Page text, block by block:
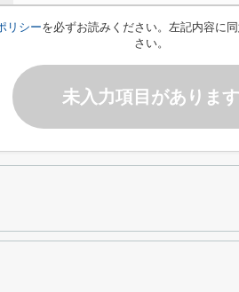
リシーを必ずお読みください。左記内容に
さい。
未入力項目があります